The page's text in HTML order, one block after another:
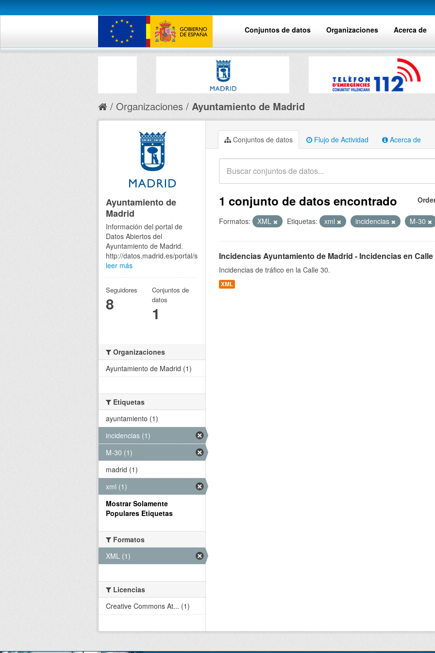
Conjuntos de datos Organizaciones Acerca de
Organizaciones Ayuntamiento de Madrid
Conjuntos de datos Flujo de Actividad Acerca de
1 conjunto de datos encontrado
Formatos: XML Etiquetas: xml incidencias M-30
Incidencias Ayuntamiento de Madrid - Incidencias en Calle
Incidencias de tráfico en la Calle 30.
XML
Ayuntamiento de
Madrid
Información del portal de
Datos Abiertos del
Ayuntamiento de Madrid.
http://datos.madrid.es/portal/site/egob
leer más
Seguidores
8
Conjuntos de
datos
1
Organizaciones
Ayuntamiento de Madrid (1)
Etiquetas
ayuntamiento (1)
incidencias (1)
M-30 (1)
madrid (1)
xml (1)
Mostrar Solamente
Populares Etiquetas
Formatos
XML (1)
Licencias
Creative Commons At... (1)